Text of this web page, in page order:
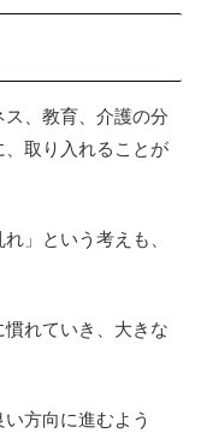
、教育、介護の分
取り入れることが
」という考えも、
れていき、大きな
方向に進むよう